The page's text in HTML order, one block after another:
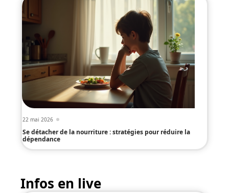
22 mai 2026
Se détacher de la nourriture : stratégies pour réduire la
dépendance
Infos en live